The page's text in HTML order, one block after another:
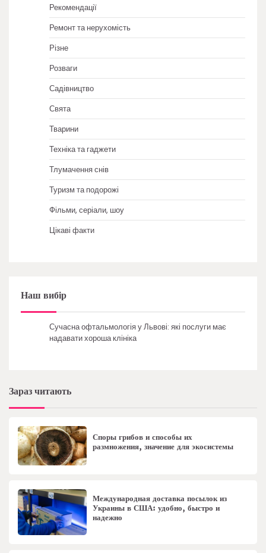
Рекомендації
Ремонт та нерухомість
Різне
Розваги
Садівництво
Свята
Тварини
Техніка та гаджети
Тлумачення снів
Туризм та подорожі
Фільми, серіали, шоу
Цікаві факти
Наш вибір
Сучасна офтальмологія у Львові: які послуги має
надавати хороша клініка
Зараз читають
Споры грибов и способы их
размножения, значение для экосистемы
Международная доставка посылок из
Украины в США: удобно, быстро и
надежно